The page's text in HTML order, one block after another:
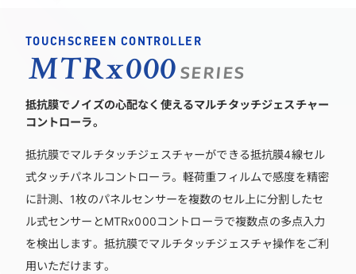
TOUCHSCREEN CONTROLLER
MTRx000 SERIES
抵抗膜でノイズの心配なく使えるマルチタッチジェスチャー
コントローラ。
抵抗膜でマルチタッチジェスチャーができる抵抗膜4線セル
式タッチパネルコントローラ。軽荷重フィルムで感度を精密
に計測、1枚のパネルセンサーを複数のセル上に分割したセ
ル式センサーとMTRx000コントローラで複数点の多点入力
を検出します。抵抗膜でマルチタッチジェスチャ操作をご利
用いただけます。